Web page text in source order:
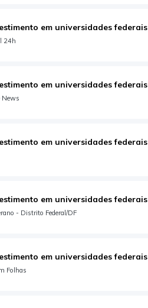
em universidades federais
24h
em universidades federais
News
em universidades federais
em universidades federais
- Distrito Federal/DF
em universidades federais
Folhas